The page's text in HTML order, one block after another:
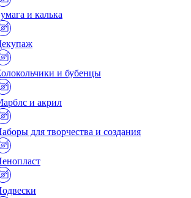
и калька
и бубенцы
и акрил
для творчества и создания